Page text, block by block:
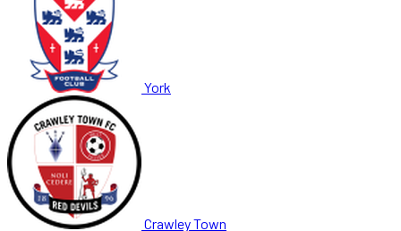
York
Crawley Town